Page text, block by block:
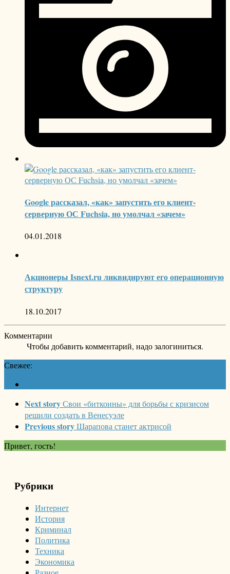
Google рассказал, «как» запустить его клиент-
серверную ОС Fuchsia, но умолчал «зачем»
04.01.2018
Акционеры Isnext.ru ликвидируют его операционную
структуру
18.10.2017
Комментарии
Чтобы добавить комментарий, надо залогиниться.
Свежее:
Next storyСвои «биткоины» для борьбы с кризисом
решили создать в Венесуэле
Previous storyШарапова станет актрисой
Привет, гость!
Рубрики
Интернет
История
Криминал
Политика
Техника
Экономика